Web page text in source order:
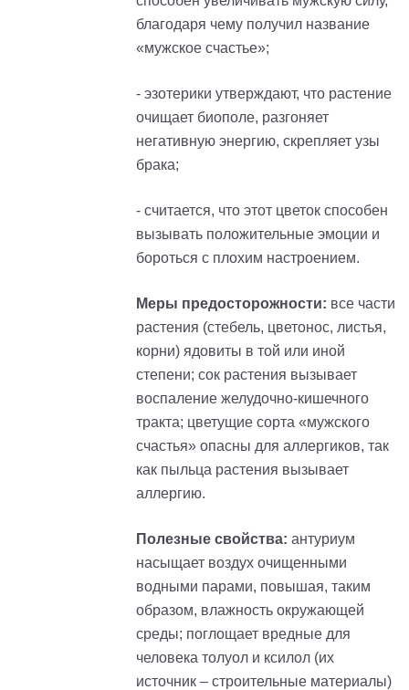
благодаря чему получил название
«мужское счастье»;
- эзотерики утверждают, что растение
очищает биополе, разгоняет
негативную энергию, скрепляет узы
брака;
- считается, что этот цветок способен
вызывать положительные эмоции и
бороться с плохим настроением.
Меры предосторожности: все части
растения (стебель, цветонос, листья,
корни) ядовиты в той или иной
степени; сок растения вызывает
воспаление желудочно-кишечного
тракта; цветущие сорта «мужского
счастья» опасны для аллергиков, так
как пыльца растения вызывает
аллергию.
Полезные свойства: антуриум
насыщает воздух очищенными
водными парами, повышая, таким
образом, влажность окружающей
среды; поглощает вредные для
человека толуол и ксилол (их
источник – строительные материалы)